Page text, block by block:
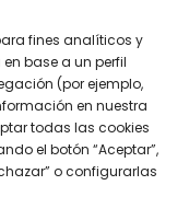
fines analíticos y
base a un perfil
(por ejemplo,
en nuestra
todas las cookies
el botón “Aceptar”,
o configurarlas